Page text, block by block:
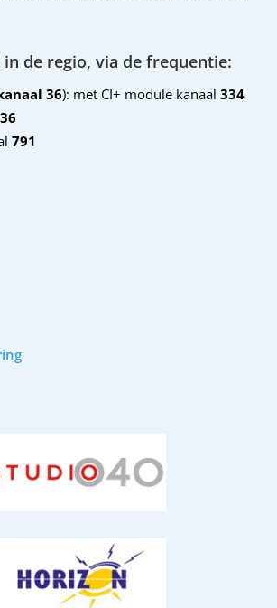
de regio, via de frequentie:
36): met CI+ module kanaal 334
791